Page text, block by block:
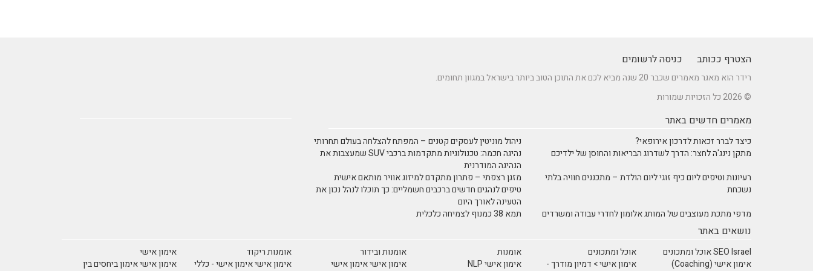
הצטרף ככותב כניסה לרשומים
רידר הוא מאגר מאמרים שכבר 20 שנה מביא לכם את התוכן הטוב ביותר בישראל במגוון תחומים.
© 2026 כל הזכויות שמורות
מאמרים חדשים באתר
כיצד לברר זכאות לדרכון אירופאי?
ניהול מוניטין לעסקים קטנים – המפתח להצלחה בעולם תחרותי
מתקן נינג'ה לחצר: הדרך לשדרוג הבריאות והחוסן של ילדיכם
נהיגה חכמה: טכנולוגיות מתקדמות ברכבי SUV שמעצבות את
הנהיגה המודרנית
רעיונות וטיפים ליום כיף זוגי ליום הולדת – מתכננים חוויה בלתי
נשכחת
מזגן רצפתי – פתרון מתקדם למיזוג אוויר מותאם אישית
טיפים לנהגים חדשים ברכבים חשמליים: כך תוכלו לנהל נכון את
הטעינה לאורך היום
מדפי מתכת מעוצבים של המותג אלומון לחדרי עבודה ומשרדים
תמא 38 כמנוף לצמיחה כלכלית
נושאים באתר
SEO Israel אוכל ומתכונים אוכל ומתכונים אומנות אומנות ובידור אומנות ריקוד
אימון אישי
אימון אישי (Coaching)
אימון אישי > דמיון מודרך -
אימון אישי NLP אימון אישי אימון אישי אימון אישי אימון אישי - כללי
אימון אישי אימון ביחסים בין